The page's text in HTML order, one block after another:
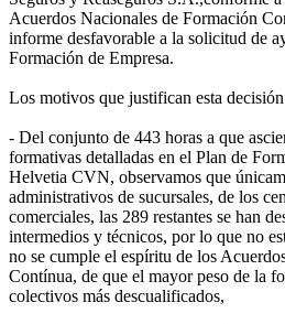
Acuerdos Nacionales de Formación
informe desfavorable a la solicitud de
Formación de Empresa.
Los motivos que justifican esta
- Del conjunto de 443 horas a que
formativas detalladas en el Plan de
Helvetia CVN, observamos que
administrativos de sucursales, de los
comerciales, las 289 restantes se han
intermedios y técnicos, por lo que no
no se cumple el espíritu de los
Contínua, de que el mayor peso de la
colectivos más descualificados,